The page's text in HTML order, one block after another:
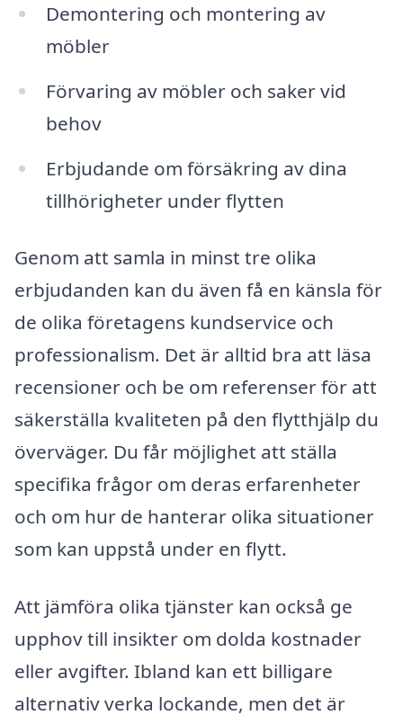
Demontering och montering av
möbler
Förvaring av möbler och saker vid
behov
Erbjudande om försäkring av dina
tillhörigheter under flytten
Genom att samla in minst tre olika
erbjudanden kan du även få en känsla för
de olika företagens kundservice och
professionalism. Det är alltid bra att läsa
recensioner och be om referenser för att
säkerställa kvaliteten på den flytthjälp du
överväger. Du får möjlighet att ställa
specifika frågor om deras erfarenheter
och om hur de hanterar olika situationer
som kan uppstå under en flytt.
Att jämföra olika tjänster kan också ge
upphov till insikter om dolda kostnader
eller avgifter. Ibland kan ett billigare
alternativ verka lockande, men det är